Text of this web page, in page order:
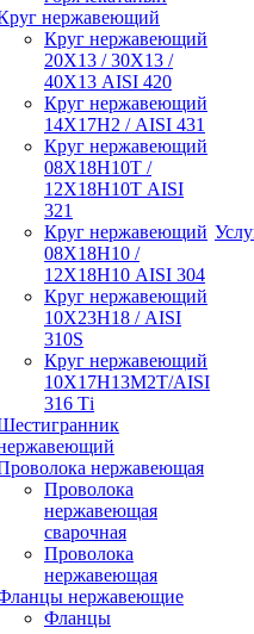
нержавеющий
Круг нержавеющий
20Х13 / 30Х13 /
40Х13 AISI 420
Круг нержавеющий
14Х17Н2 / AISI 431
Круг нержавеющий
08Х18Н10Т /
12Х18Н10Т AISI
321
Круг нержавеющий
08Х18Н10 /
12Х18Н10 AISI 304
Круг нержавеющий
10Х23Н18 / AISI
310S
Круг нержавеющий
10Х17Н13М2Т/AISI
316 Тi
нержавеющая
Проволока
нержавеющая
сварочная
Проволока
нержавеющая
нержавеющие
Фланцы